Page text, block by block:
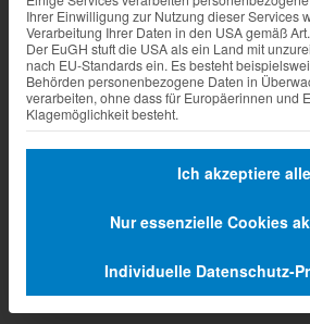
Ihrer Einwilligung zur Nutzung dieser Services
Verarbeitung Ihrer Daten in den USA gemäß
Der EuGH stuft die USA als ein Land mit
nach EU-Standards ein. Es besteht
Behörden personenbezogene Daten in
verarbeiten, ohne dass für Europäerinnen und
Klagemöglichkeit besteht.
Ich akzeptiere alle
Nur essenzielle Cookies
Individuelle Datenschutz-